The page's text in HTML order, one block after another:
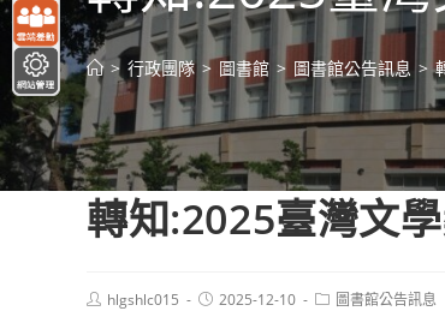
> 行政團隊 > 圖書館 > 圖書館公告訊息 >
轉知:2025臺灣文
Posthlgshlc015
Post2025-12-10
Post圖書館公告訊息